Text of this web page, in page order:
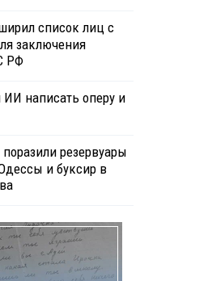
список лиц с
заключения
РФ
написать оперу и
резервуары
и буксир в